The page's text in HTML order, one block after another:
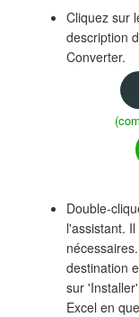
Cliquez sur
description
Converter.
Double-
l'assistant.
destination
sur
Excel en